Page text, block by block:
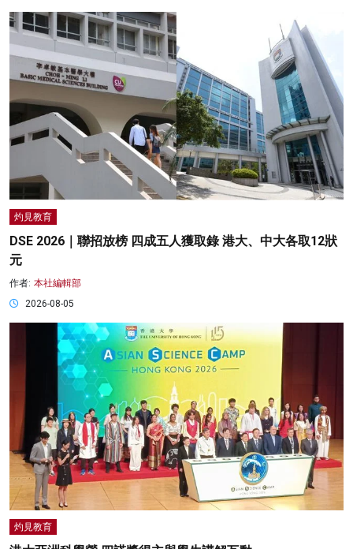
灼見教育
DSE 2026｜聯招放榜 四成五人獲取錄 港大、中大各取12狀
元
作者: 本社編輯部
2026-08-05
灼見教育